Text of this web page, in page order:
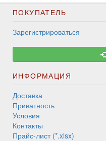
ПОКУПАТЕЛЬ
Зарегистрироваться
ИНФОРМАЦИЯ
Доставка
Приватность
Условия
Контакты
Прайс-лист (*.xlsx)